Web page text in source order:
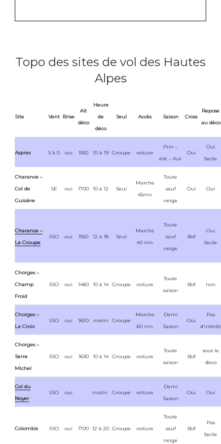
Topo des sites de vol des Hautes
Alpes
Site Vent Brise
Alt
déco
Heure
de
déco
Seul Accès Saison Cross
Repose
au déco
Aspres S à 0 oui 1550 10 à 19 Groupe voiture
Prin –
été – Aut
Oui
Oui
facile
Charance –
Col de
Guisière
SE oui 1700 10 à 12 Seul
Marche
45mn
Toute
sauf
neige
Oui Oui
Charance –
La Croupe
SSO oui 1550 12 à 18 Seul
Marche
40 mn
Toute
sauf
neige
Bof
Oui
facile
Chorges –
Champ
Froid
SSO oui 1480 10 à 14 Groupe voiture
Toute
saison
Bof non
Chorges –
La Croix
SSO oui 1820 matin Groupe
Marche
60 mn
Demi
Saison
Oui
Pas
d’intérêt
Chorges –
Serre
Michel
SSO oui 1630 10 à 14 Groupe voiture
Toute
saison
Bof
sous le
déco
Col du
Noyer
SSO oui matin Groupe voiture
Demi
Saison
Oui Oui
Colombis SSO oui 1700 12 à 20 Groupe voiture
Toute
sauf
neige
Bof
Pas
facile